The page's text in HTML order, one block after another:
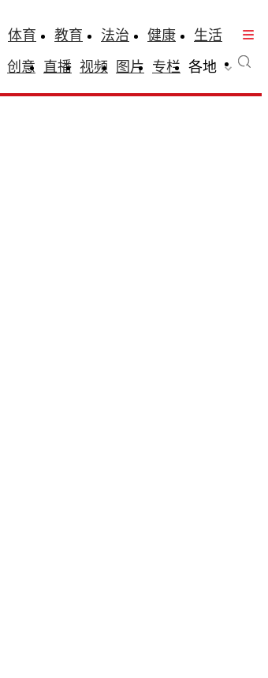
体育 教育 法治 健康
生活
创意 直播 视频 图片 专栏 各地